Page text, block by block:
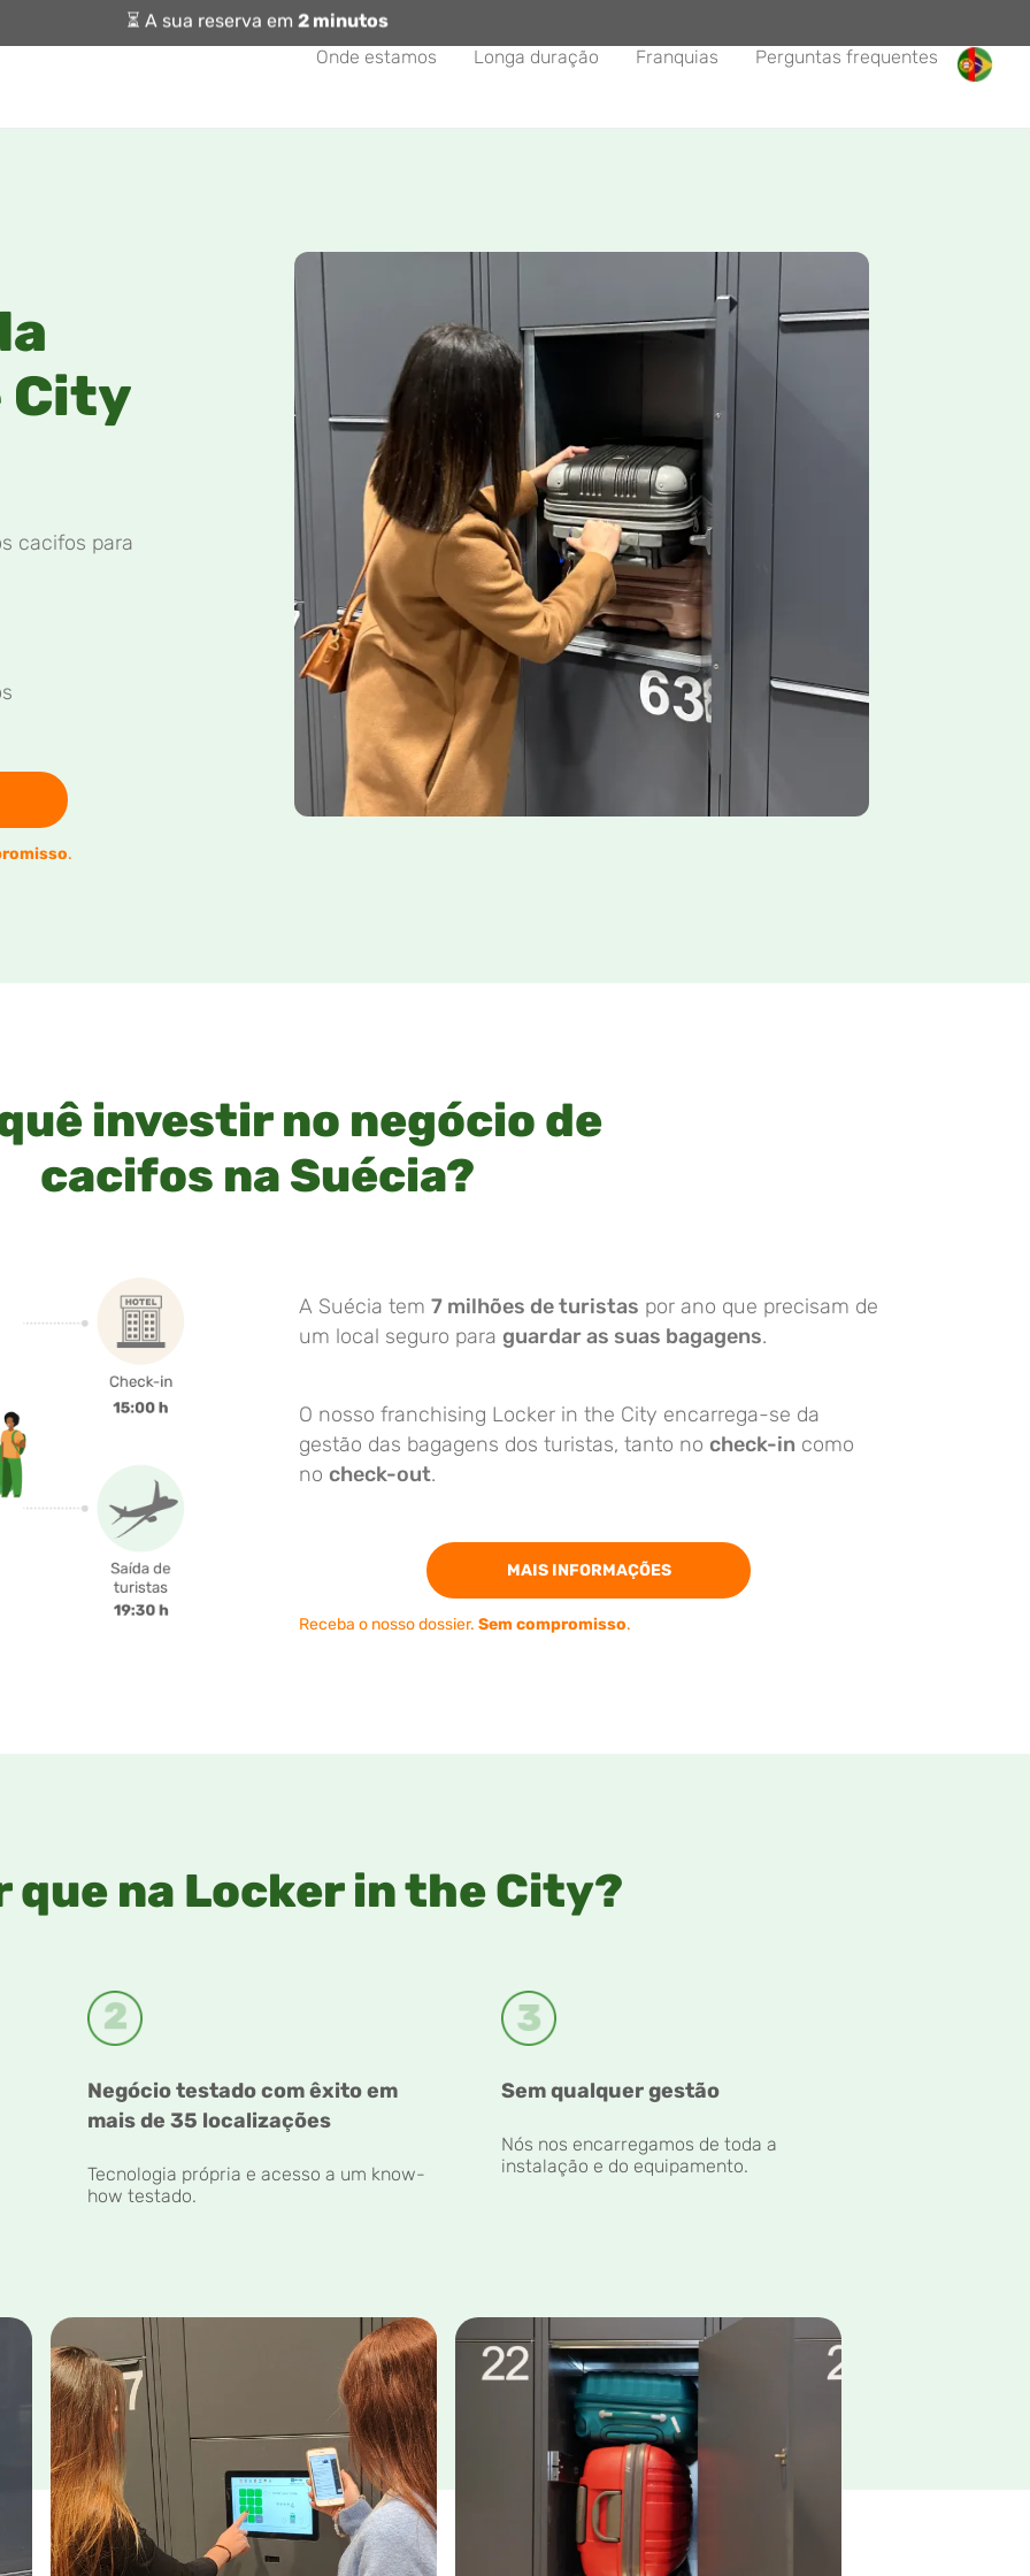
⏳ A sua reserva em 2 minutos
Onde estamos
Longa duração Franquias Perguntas frequentes
City
cacifos para
.
investir no negócio de
cacifos na Suécia?
A Suécia tem 7 milhões de turistas por ano que precisam de
um local seguro para guardar as suas bagagens.
O nosso franchising Locker in the City encarrega-se da
gestão das bagagens dos turistas, tanto no check-in como
no check-out.
MAIS INFORMAÇÕES
Receba o nosso dossier. Sem compromisso.
que na Locker in the City?
Negócio testado com êxito em
mais de 35 localizações
Tecnologia própria e acesso a um know-
how testado.
Sem qualquer gestão
Nós nos encarregamos de toda a
instalação e do equipamento.